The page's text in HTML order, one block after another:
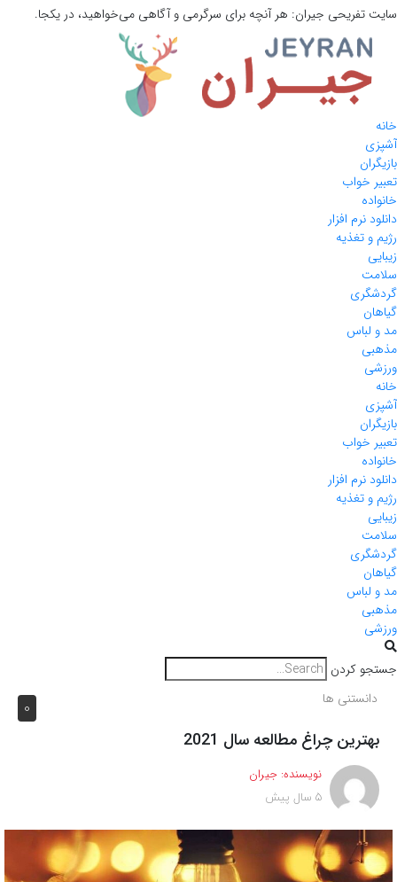
سایت تفریحی جیران: هر آنچه برای سرگرمی و آگاهی می‌خواهید، در یکجا.
خانه
آشپزی
بازیگران
تعبیر خواب
خانواده
دانلود نرم افزار
رژیم و تغذیه
زیبایی
سلامت
گردشگری
گیاهان
مد و لباس
مذهبی
ورزشی
خانه
آشپزی
بازیگران
تعبیر خواب
خانواده
دانلود نرم افزار
رژیم و تغذیه
زیبایی
سلامت
گردشگری
گیاهان
مد و لباس
مذهبی
ورزشی
جستجو کردن
0 دانستنی ها
بهترین چراغ مطالعه سال 2021
نویسنده: جیران
5 سال پیش